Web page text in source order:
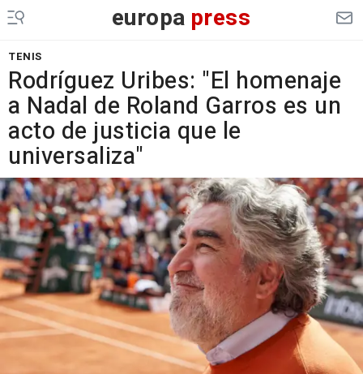
europa press
TENIS
Rodríguez Uribes: "El homenaje
a Nadal de Roland Garros es un
acto de justicia que le
universaliza"